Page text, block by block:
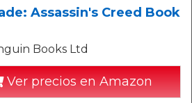
Assassin's Creed Book
Books Ltd
Ver precios en Amazon